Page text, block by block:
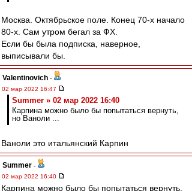
Москва. Октябрьское поле. Конец 70-х начало
80-х. Сам утром бегал за ФХ.
Если бы была подписка, наверное,
выписывали бы.
Valentinovich -
02 мар 2022 16:47
Summer » 02 мар 2022 16:40
Карпина можно было бы попытаться вернуть,
но Ваноли ...
Ваноли это итальянский Карпин
Summer -
02 мар 2022 16:40
Карпина можно было бы попытаться вернуть,